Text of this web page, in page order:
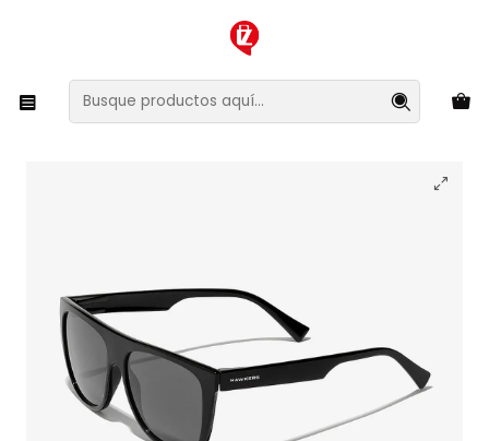
XMAS SALE ¡Compra antes de que la oferta termine!
Lentes y Accesorios Lentes de Sol
Lentes de Sol Hawkers Runway 110040